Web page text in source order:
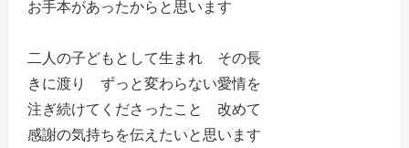
お手本があったからと思います
二人の子どもとして生まれ その長
きに渡り ずっと変わらない愛情を
注ぎ続けてくださったこと 改めて
感謝の気持ちを伝えたいと思います